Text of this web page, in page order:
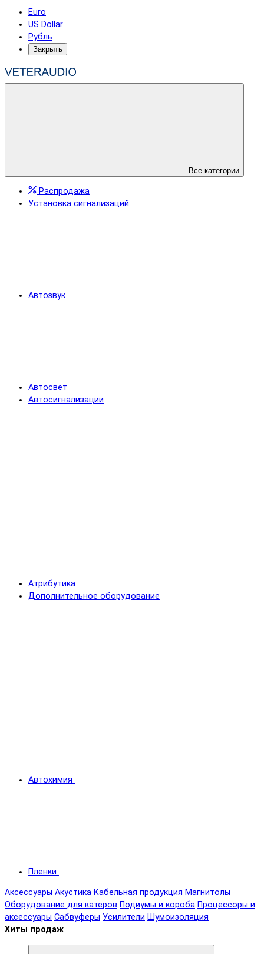
Euro
US Dollar
Рубль
Закрыть
Все категории
Распродажа
Установка сигнализаций
Автозвук
Автосвет
Автосигнализации
Атрибутика
Дополнительное оборудование
Автохимия
Пленки
Аксессуары Акустика Кабельная продукция Магнитолы
Оборудование для катеров Подиумы и короба Процессоры и
аксессуары Сабвуферы Усилители Шумоизоляция
Хиты продаж